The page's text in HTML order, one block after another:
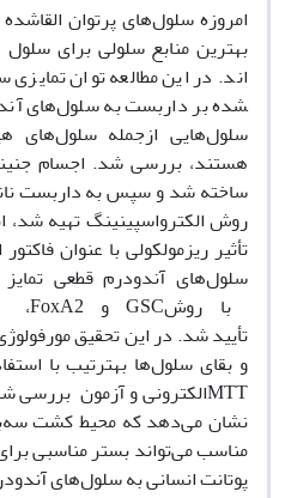
امروزه سلول‌هایپرتوان
بهترین منابع سلولی برای
اند. در این مطالعه توان
شده بر داربست به سلول‌های
سلول‌هایی از­جمله سلول‌های
هستند، بررسی شد. اجسام
ساخته شد و سپس به داربست
روش الکترواسپینینگ تهیه
تأثیر ریزمولکولی با عنوان
سلول‌های آندودرم قطعی
،FoxA2وGSCبا روش
تأیید شد. در این تحقیق
و بقای سلول‌ها به­ترتیب با
الکترونی و آزمونMTT بررسی
نشان می‌دهد که محیط کشت
مناسب می‌تواند بستر مناسبی
پوتانت انسانی به سلول‌های